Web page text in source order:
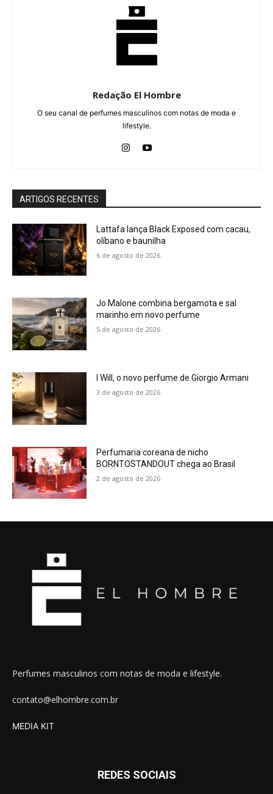
Redação El Hombre
O seu canal de perfumes masculinos com notas de moda e
lifestyle.
ARTIGOS RECENTES
Lattafa lança Black Exposed com cacau,
olíbano e baunilha
6 de agosto de 2026
Jo Malone combina bergamota e sal
marinho em novo perfume
5 de agosto de 2026
I Will, o novo perfume de Giorgio Armani
3 de agosto de 2026
Perfumaria coreana de nicho
BORNTOSTANDOUT chega ao Brasil
2 de agosto de 2026
Perfumes masculinos com notas de moda e lifestyle.
contato@elhombre.com.br
MEDIA KIT
REDES SOCIAIS